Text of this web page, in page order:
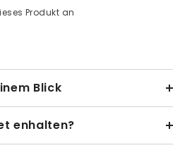
Produkt an
Blick
enhalten?